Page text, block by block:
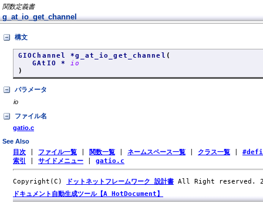
関数定義書
g_at_io_get_channel
構文
GIOChannel *g_at_io_get_channel (
GAtIO *io
)
パラメータ
io
ファイル名
gatio.c
See Also
目次 ファイル一覧 関数一覧 ネームスペース一覧 クラス一覧
索引
サイドメニュー gatio.c
Copyright(C) ドットネットフレームワーク 設計書 All Right reserved.
ドキュメント自動生成ツール【A HotDocument】